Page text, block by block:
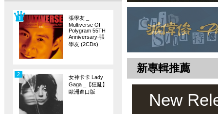
張學友 _
Multiverse Of
Polygram 55TH
Anniversary-張
學友 (2CDs)
女神卡卡 Lady
Gaga _【狂亂】
歐洲進口版
2 新專輯推薦
New